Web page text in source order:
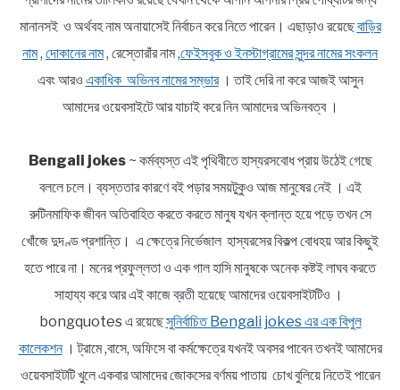
মানানসই ও অর্থবহ নাম অনায়াসেই নির্বাচন করে নিতে পারেন। এছাড়াও রয়েছেবাড়ির
নাম, দোকানের নাম, রেস্তোরাঁর নাম ,ফেইসবুক ও ইনস্টাগ্রামের সুন্দর নামের সংকলন
এবং আরও একাধিক অভিনব নামের সম্ভার। তাই দেরি না করে আজই আসুন
আমাদের ওয়েবসাইটে আর যাচাই করে নিন আমাদের অভিনবত্ব ।
Bengali jokes~ কর্মব্যস্ত এই পৃথিবীতে হাস্যরসবোধ প্রায় উঠেই গেছে
বললে চলে। ব্যস্ততার কারণে বই পড়ার সময়টুকুও আজ মানুষের নেই । এই
রুটিনমাফিক জীবন অতিবাহিত করতে করতে মানুষ যখন ক্লান্ত হয়ে পড়ে তখন সে
খোঁজে দুদণ্ড প্রশান্তি। এ ক্ষেত্রে নির্ভেজাল হাস্যরসের বিকল্প বোধহয় আর কিছুই
হতে পারে না। মনের প্রফুল্লতা ও এক গাল হাসি মানুষকে অনেক কষ্টই লাঘব করতে
সাহায্য করে আর এই কাজে ব্রতী হয়েছে আমাদের ওয়েবসাইটটিও ।
bongquotes এ রয়েছেসুনির্বাচিত Bengali jokes এর এক বিপুল
কালেকশন। ট্রামে ,বাসে, অফিসে বা কর্মক্ষেত্রে যখনই অবসর পাবেন তখনই আমাদের
ওয়েবসাইটটি খুলে একবার আমাদের জোকসের বর্ণময় পাতায় চোখ বুলিয়ে নিতেই পারেন